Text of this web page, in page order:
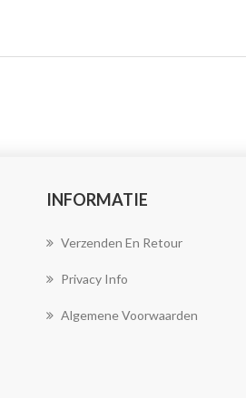
INFORMATIE
Verzenden En Retour
Privacy Info
Algemene Voorwaarden